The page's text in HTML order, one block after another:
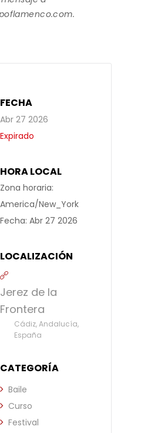
FECHA
Abr 27 2026
Expirado
HORA LOCAL
Zona horaria:
America/New_York
Fecha: Abr 27 2026
LOCALIZACIÓN
Jerez de la
Frontera
Cádiz, Andalucía,
España
CATEGORÍA
Baile
Curso
Festival